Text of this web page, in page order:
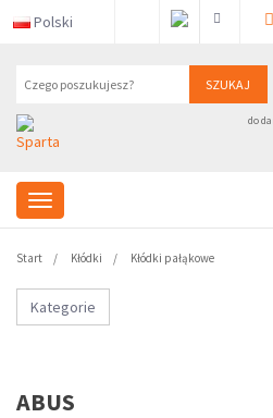
Polski
SZUKAJ
do
Start Kłódki Kłódki pałąkowe
Kategorie
ABUS